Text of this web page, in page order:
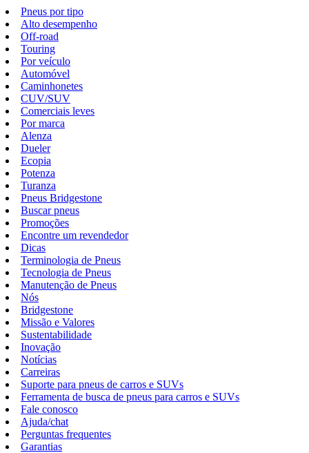
Pneus por tipo
Alto desempenho
Off-road
Touring
Por veículo
Automóvel
Caminhonetes
CUV/SUV
Comerciais leves
Por marca
Alenza
Dueler
Ecopia
Potenza
Turanza
Pneus Bridgestone
Buscar pneus
Promoções
Encontre um revendedor
Dicas
Terminologia de Pneus
Tecnologia de Pneus
Manutenção de Pneus
Nós
Bridgestone
Missão e Valores
Sustentabilidade
Inovação
Notícias
Carreiras
Suporte para pneus de carros e SUVs
Ferramenta de busca de pneus para carros e SUVs
Fale conosco
Ajuda/chat
Perguntas frequentes
Garantias